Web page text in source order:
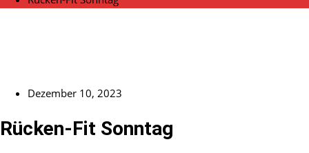
Dezember 10, 2023
Rücken-Fit Sonntag